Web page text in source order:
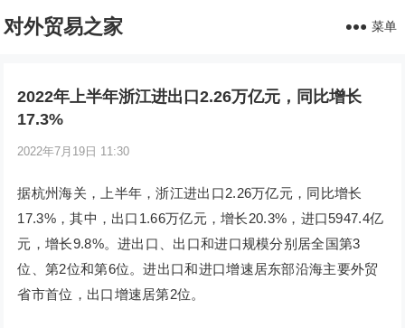
对外贸易之家 菜单
2022年上半年浙江进出口2.26万亿元，同比增长
17.3%
2022年7月19日 11:30
据杭州海关，上半年，浙江进出口2.26万亿元，同比增长
17.3%，其中，出口1.66万亿元，增长20.3%，进口5947.4亿
元，增长9.8%。进出口、出口和进口规模分别居全国第3
位、第2位和第6位。进出口和进口增速居东部沿海主要外贸
省市首位，出口增速居第2位。